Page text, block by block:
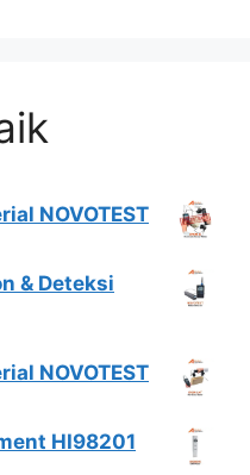
NOVOTEST
& Deteksi
NOVOTEST
HI98201